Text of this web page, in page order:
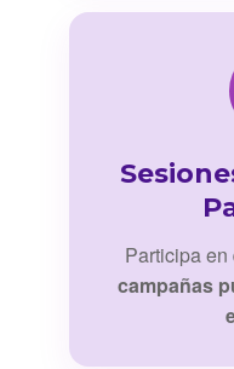
Participa en
campañas